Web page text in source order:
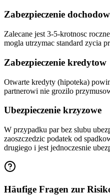
Zabezpieczenie dochodow
Zalecane jest 3-5-krotnosc
mogla utrzymac standard zycia
Zabezpieczenie kredytow
Otwarte kredyty (hipoteka)
partnerowi nie grozilo
Ubezpieczenie krzyzowe
W przypadku par bez slubu
zaoszczedzic podatek od
drugiego i jest jednoczesnie
Häufige Fragen zur